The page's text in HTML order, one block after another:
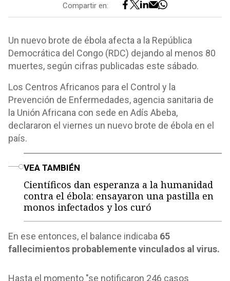
Compartir en:
Un nuevo brote de ébola afecta a la República
Democrática del Congo (RDC) dejando al menos 80
muertes, según cifras publicadas este sábado.
Los Centros Africanos para el Control y la
Prevención de Enfermedades, agencia sanitaria de
la Unión Africana con sede en Adís Abeba,
declararon el viernes un nuevo brote de ébola en el
país.
VEA TAMBIÉN
Científicos dan esperanza a la humanidad
contra el ébola: ensayaron una pastilla en
monos infectados y los curó
En ese entonces, el balance indicaba 65
fallecimientos probablemente vinculados al virus.
Hasta el momento "se notificaron 246 casos